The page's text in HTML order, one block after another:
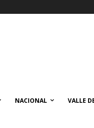
NACIONAL VALLE